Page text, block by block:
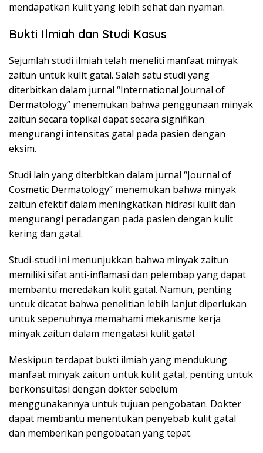
mendapatkan kulit yang lebih sehat dan nyaman.
Bukti Ilmiah dan Studi Kasus
Sejumlah studi ilmiah telah meneliti manfaat minyak
zaitun untuk kulit gatal. Salah satu studi yang
diterbitkan dalam jurnal “International Journal of
Dermatology” menemukan bahwa penggunaan minyak
zaitun secara topikal dapat secara signifikan
mengurangi intensitas gatal pada pasien dengan
eksim.
Studi lain yang diterbitkan dalam jurnal “Journal of
Cosmetic Dermatology” menemukan bahwa minyak
zaitun efektif dalam meningkatkan hidrasi kulit dan
mengurangi peradangan pada pasien dengan kulit
kering dan gatal.
Studi-studi ini menunjukkan bahwa minyak zaitun
memiliki sifat anti-inflamasi dan pelembap yang dapat
membantu meredakan kulit gatal. Namun, penting
untuk dicatat bahwa penelitian lebih lanjut diperlukan
untuk sepenuhnya memahami mekanisme kerja
minyak zaitun dalam mengatasi kulit gatal.
Meskipun terdapat bukti ilmiah yang mendukung
manfaat minyak zaitun untuk kulit gatal, penting untuk
berkonsultasi dengan dokter sebelum
menggunakannya untuk tujuan pengobatan. Dokter
dapat membantu menentukan penyebab kulit gatal
dan memberikan pengobatan yang tepat.